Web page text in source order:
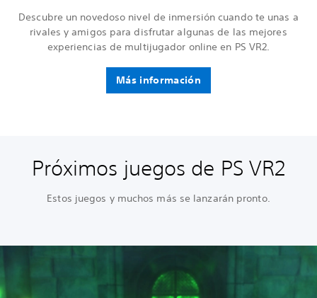
Descubre un novedoso nivel de inmersión cuando te unas a
rivales y amigos para disfrutar algunas de las mejores
experiencias de multijugador online en PS VR2.
Más información
Próximos juegos de PS VR2
Estos juegos y muchos más se lanzarán pronto.